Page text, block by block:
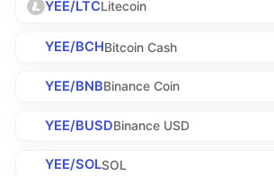
YEE/LTCLitecoin
YEE/BCHBitcoin Cash
YEE/BNBBinance Coin
YEE/BUSDBinance USD
YEE/SOLSOL